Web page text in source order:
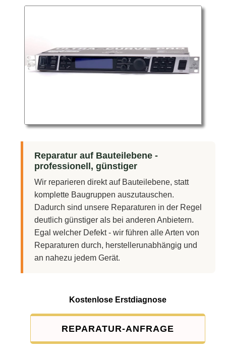
Reparatur auf Bauteilebene -
professionell, günstiger
Wir reparieren direkt auf Bauteilebene, statt
komplette Baugruppen auszutauschen.
Dadurch sind unsere Reparaturen in der Regel
deutlich günstiger als bei anderen Anbietern.
Egal welcher Defekt - wir führen alle Arten von
Reparaturen durch, herstellerunabhängig und
an nahezu jedem Gerät.
Kostenlose Erstdiagnose
REPARATUR-ANFRAGE